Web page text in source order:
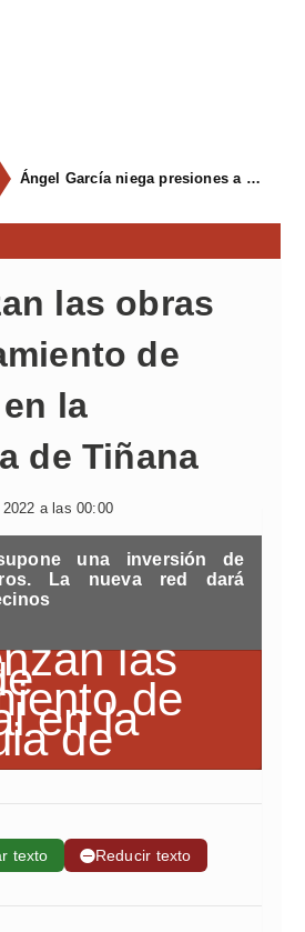
Ángel García niega presiones a comercios y asegura que el Ayuntamiento cumple "de manera muy rigurosa" la Ley de Contratos
las obras
de
la
de Tiñana
a las 00:00
una inversión de
La nueva red dará
texto ➖Reducir texto